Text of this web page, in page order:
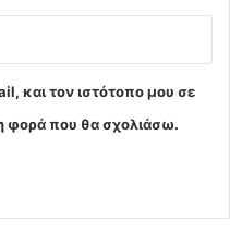
και τον ιστότοπο μου σε
φορά που θα σχολιάσω.